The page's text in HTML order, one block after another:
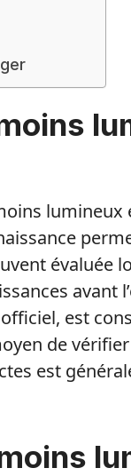
lumineux
évaluée
avant
est
de
est